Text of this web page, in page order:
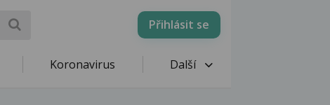
Přihlásit se
Koronavirus Další